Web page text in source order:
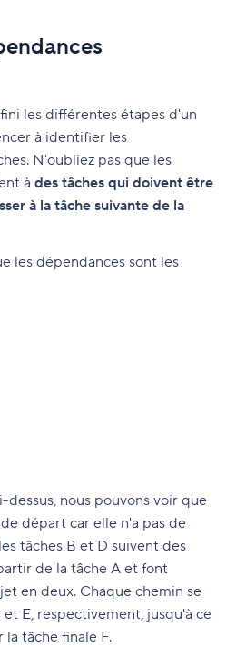
les différentes étapes d'un
à identifier les
N'oubliez pas que les
à des tâches qui doivent être
à la tâche suivante de la
les dépendances sont les
dessus, nous pouvons voir que
départ car elle n'a pas de
tâches B et D suivent des
de la tâche A et font
en deux. Chaque chemin se
E, respectivement, jusqu'à ce
tâche finale F.